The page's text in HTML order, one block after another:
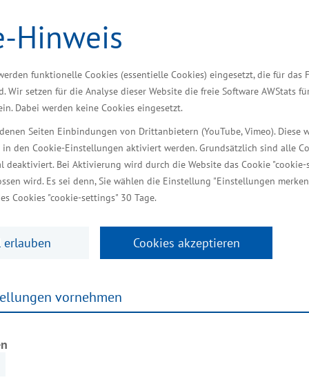
Hinweis
funktionelle Cookies (essentielle Cookies) eingesetzt, die für das
Wir setzen für die Analyse dieser Website die freie Software AWStats
Dabei werden keine Cookies eingesetzt.
Seiten Einbindungen von Drittanbietern (YouTube, Vimeo). Diese
in den Cookie-Einstellungen aktiviert werden. Grundsätzlich sind alle
Bei Aktivierung wird durch die Website das Cookie "cookie-
wird. Es sei denn, Sie wählen die Einstellung "Einstellungen
Cookies "cookie-settings" 30 Tage.
erlauben Cookies akzeptieren
vornehmen
errichtet im Industriepark Schwerin eine
von flüssigen Medikamenten
Arbeitsplätze werden entstehen.
Niederlanden hat, errichtet ein Logistik-Zentrum
entstehen. Die Continental Reifen
sind hier zunächst geplant. Das Unternehmen
neu angesiedelt. Das auf
neben den hervorragenden
ZIM Flugsitz GmbH, einem Hersteller von
in Schwerin eine Produktion von Flugsitzen
Jobs bei uns im Land“, betonte Rudolph.
dass es notwendig ist, noch stärker
uns investiert, braucht auch motivierte